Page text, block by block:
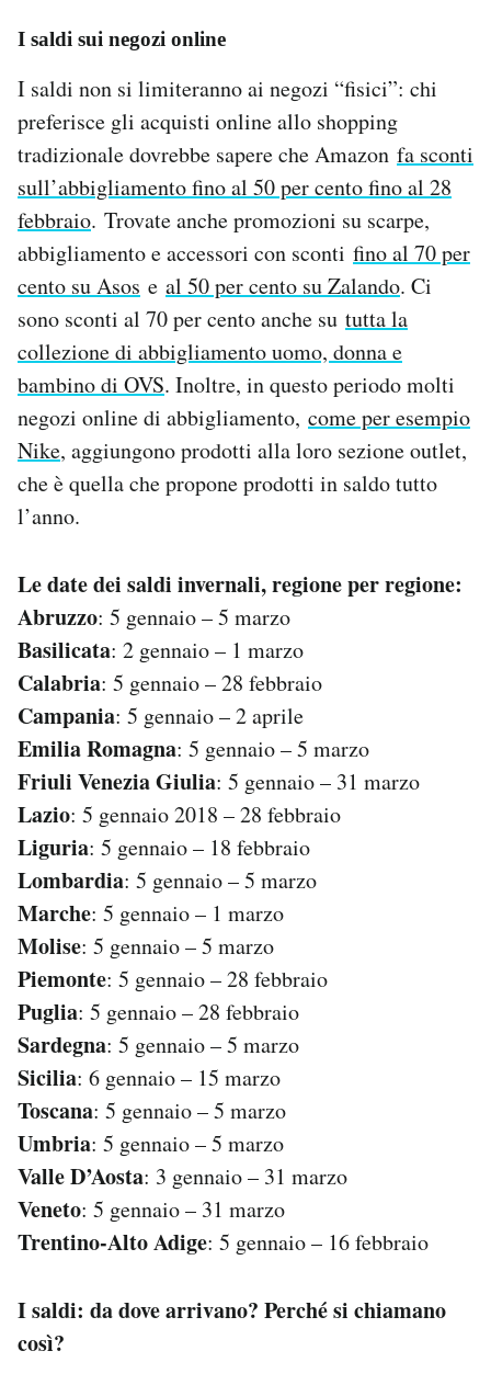
I saldi sui negozi online
I saldi non si limiteranno ai negozi “fisici”: chi
preferisce gli acquisti online allo shopping
tradizionale dovrebbe sapere che Amazon fa sconti
sull’abbigliamento fino al 50 per cento fino al 28
febbraio. Trovate anche promozioni su scarpe,
abbigliamento e accessori con sconti fino al 70 per
cento su Asos e al 50 per cento su Zalando. Ci
sono sconti al 70 per cento anche su tutta la
collezione di abbigliamento uomo, donna e
bambino di OVS. Inoltre, in questo periodo molti
negozi online di abbigliamento, come per esempio
Nike, aggiungono prodotti alla loro sezione outlet,
che è quella che propone prodotti in saldo tutto
l’anno.
Le date dei saldi invernali, regione per regione:
Abruzzo: 5 gennaio – 5 marzo
Basilicata: 2 gennaio – 1 marzo
Calabria: 5 gennaio – 28 febbraio
Campania: 5 gennaio – 2 aprile
Emilia Romagna: 5 gennaio – 5 marzo
Friuli Venezia Giulia: 5 gennaio – 31 marzo
Lazio: 5 gennaio 2018 – 28 febbraio
Liguria: 5 gennaio – 18 febbraio
Lombardia: 5 gennaio – 5 marzo
Marche: 5 gennaio – 1 marzo
Molise: 5 gennaio – 5 marzo
Piemonte: 5 gennaio – 28 febbraio
Puglia: 5 gennaio – 28 febbraio
Sardegna: 5 gennaio – 5 marzo
Sicilia: 6 gennaio – 15 marzo
Toscana: 5 gennaio – 5 marzo
Umbria: 5 gennaio – 5 marzo
Valle D’Aosta: 3 gennaio – 31 marzo
Veneto: 5 gennaio – 31 marzo
Trentino-Alto Adige: 5 gennaio – 16 febbraio
I saldi: da dove arrivano? Perché si chiamano
così?